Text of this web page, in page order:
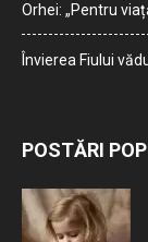
Orhei: „Pentru
Învierea Fiului
POSTĂRI